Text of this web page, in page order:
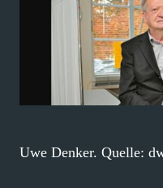
Uwe Denker. Quelle: